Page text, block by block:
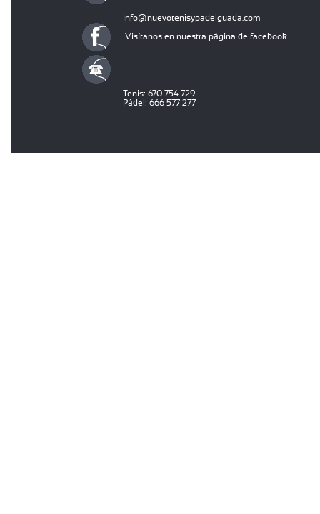
info@nuevotenisypadelguada.com
Visítanos en nuestra página de facebook
Tenis: 670 754 729
Pádel: 666 577 277